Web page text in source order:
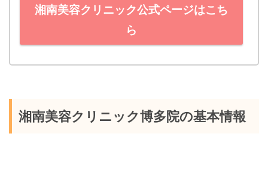
湘南美容クリニック公式ページはこち
ら
湘南美容クリニック博多院の基本情報